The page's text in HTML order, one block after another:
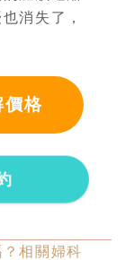
消失了，
價格
相關婦科